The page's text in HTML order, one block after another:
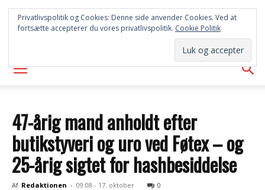
SYD
AVISEN
47-årig mand anholdt efter
butikstyveri og uro ved Føtex – og
25-årig sigtet for hashbesiddelse
Af Redaktionen - 09:08 - 17. oktober 0
Privatlivspolitik og Cookies: Denne side anvender Cookies. Ved at
fortsætte accepterer du vores privatlivspolitik. Cookie Politik